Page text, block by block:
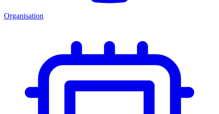
Organisation